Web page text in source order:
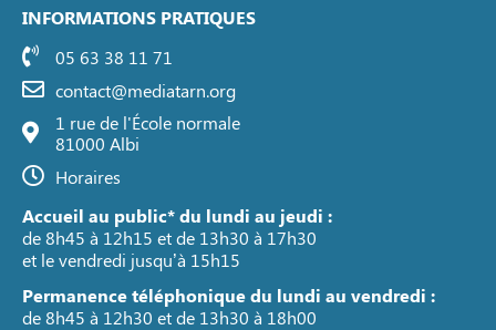
INFORMATIONS PRATIQUES
05 63 38 11 71
contact@mediatarn.org
1 rue de l'École normale
81000 Albi
Horaires
Accueil au public* du lundi au jeudi :
de 8h45 à 12h15 et de 13h30 à 17h30
et le vendredi jusqu’à 15h15
Permanence téléphonique du lundi au vendredi :
de 8h45 à 12h30 et de 13h30 à 18h00